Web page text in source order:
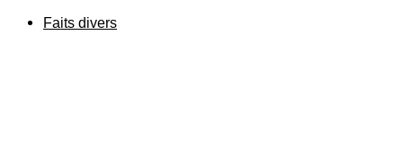
Faits divers